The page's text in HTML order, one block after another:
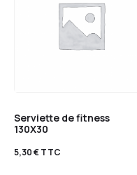
Serviette de fitness
130X30
5,30€TTC